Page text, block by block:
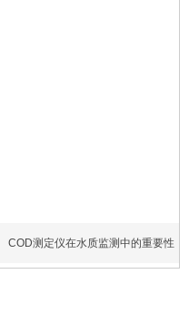
COD测定仪在水质监测中的重要性